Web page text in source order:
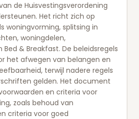
de Huisvestingsverordening
Het richt zich op
woningvorming, splitsing in
woningdelen,
& Breakfast. De beleidsregels
het afwegen van belangen en
terwijl nadere regels
gelden. Het document
en criteria voor
zoals behoud van
criteria voor goed